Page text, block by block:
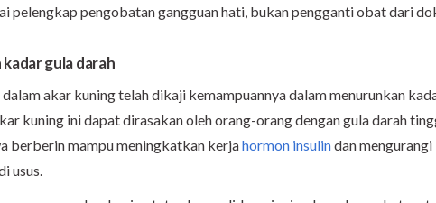
pelengkap pengobatan gangguan hati, bukan pengganti obat dari
gula darah
akar kuning telah dikaji kemampuannya dalam menurunkan
kuning ini dapat dirasakan oleh orang-orang dengan gula darah
berberin mampu meningkatkan kerjahormon insulindan mengurangi
usus.